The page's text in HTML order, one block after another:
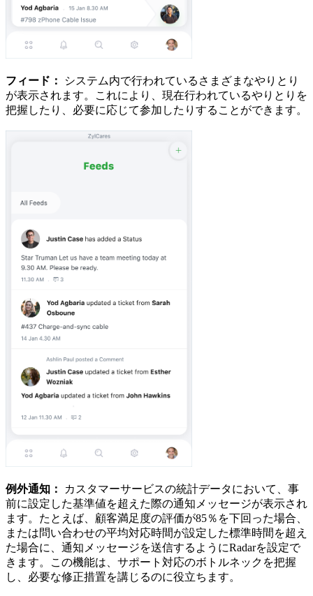
フィード：
システム内で行われているさまざまなやりとり
が表示されます。これにより、現在行われているやりとりを
把握したり、必要に応じて参加したりすることができます。
例外通知：
カスタマーサービスの統計データにおいて、事
前に設定した基準値を超えた際の通知メッセージが表示され
ます。たとえば、顧客満足度の評価が85％を下回った場合、
または問い合わせの平均対応時間が設定した標準時間を超え
た場合に、通知メッセージを送信するようにRadarを設定で
きます。この機能は、サポート対応のボトルネックを把握
し、必要な修正措置を講じるのに役立ちます。